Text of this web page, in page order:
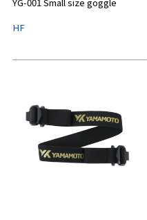
HF